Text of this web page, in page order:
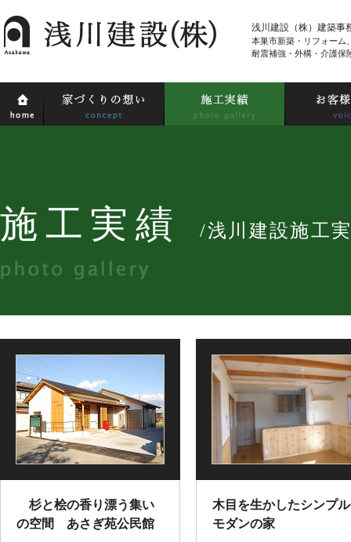
浅川建設（株）建築事
本巣市新築・リフォーム
耐震補強・外構・介護保
施工実績 /浅川建設施工
杉と桧の香り漂う集い
の空間 あさぎ苑公民館
木目を生かしたシンプル
モダンの家